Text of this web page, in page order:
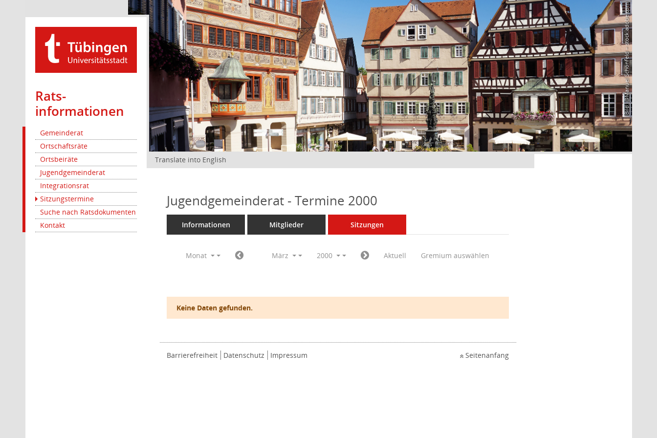
Rats­
informationen
Gemeinderat
Ortschaftsräte
Ortsbeiräte
Jugendgemeinderat
Integrationsrat
Sitzungstermine
Suche nach Ratsdokumenten
Kontakt
Bild: @Manuel Schönfeld – stock.adobe.com
Translate into English
Jugendgemeinderat - Termine 2000
Informationen Mitglieder Sitzungen
Monat März 2000 Aktuell Gremium auswählen
Keine Daten gefunden.
Barrierefreiheit Datenschutz Impressum Seitenanfang